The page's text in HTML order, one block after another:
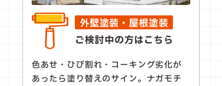
外壁塗装・屋根塗装
ご検討中の方はこちら
色あせ・ひび割れ・コーキング劣化が
あったら塗り替えのサイン。ナガモチ